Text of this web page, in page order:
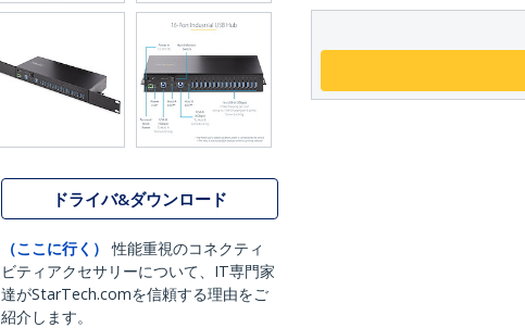
ドライバ&ダウンロード
（ここに行く）
性能重視のコネクティ
ビティアクセサリーについて、IT専門家
達がStarTech.comを信頼する理由をご
紹介します。